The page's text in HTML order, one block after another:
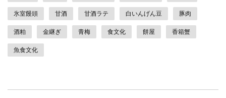
氷室饅頭 甘酒 甘酒ラテ 白いんげん豆 豚肉
酒粕 金継ぎ 青梅 食文化 餅屋 香箱蟹
魚食文化